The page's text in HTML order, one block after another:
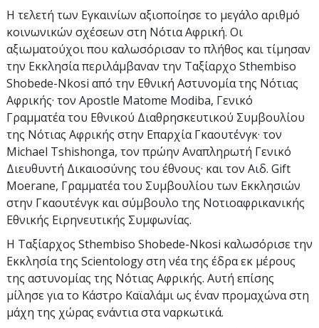
Η τελετή των Εγκαινίων αξιοποίησε το μεγάλο αριθμό
κοινωνικών σχέσεων στη Νότια Αφρική. Οι
αξιωματούχοι που καλωσόρισαν το πλήθος και τίμησαν
την Εκκλησία περιλάμβαναν την Ταξίαρχο Sthembiso
Shobede-Nkosi από την Εθνική Αστυνομία της Νότιας
Αφρικής· τον Apostle Matome Modiba, Γενικό
Γραμματέα του Εθνικού Διαθρησκευτικού Συμβουλίου
της Νότιας Αφρικής στην Επαρχία Γκαουτένγκ· τον
Michael Tshishonga, τον πρώην Αναπληρωτή Γενικό
Διευθυντή Δικαιοσύνης του έθνους· και τον Αιδ. Gift
Moerane, Γραμματέα του Συμβουλίου των Εκκλησιών
στην Γκαουτένγκ και σύμβουλο της Νοτιοαφρικανικής
Εθνικής Ειρηνευτικής Συμφωνίας.
Η Ταξίαρχος Sthembiso Shobede-Nkosi καλωσόρισε την
Εκκλησία της Scientology στη νέα της έδρα εκ μέρους
της αστυνομίας της Νότιας Αφρικής. Αυτή επίσης
μίλησε για το Κάστρο Καϊαλάμι ως έναν προμαχώνα στη
μάχη της χώρας ενάντια στα ναρκωτικά.